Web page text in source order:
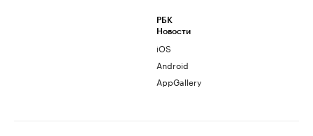
РБК
Новости
iOS
Android
AppGallery